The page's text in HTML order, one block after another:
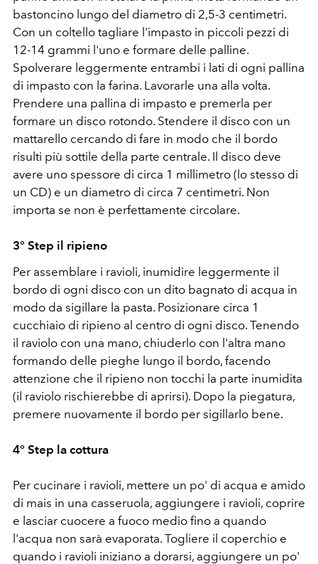
bastoncino lungo del diametro di 2,5-3 centimetri.
Con un coltello tagliare l'impasto in piccoli pezzi di
12-14 grammi l'uno e formare delle palline.
Spolverare leggermente entrambi i lati di ogni pallina
di impasto con la farina. Lavorarle una alla volta.
Prendere una pallina di impasto e premerla per
formare un disco rotondo. Stendere il disco con un
mattarello cercando di fare in modo che il bordo
risulti più sottile della parte centrale. Il disco deve
avere uno spessore di circa 1 millimetro (lo stesso di
un CD) e un diametro di circa 7 centimetri. Non
importa se non è perfettamente circolare.
3° Step il ripieno
Per assemblare i ravioli, inumidire leggermente il
bordo di ogni disco con un dito bagnato di acqua in
modo da sigillare la pasta. Posizionare circa 1
cucchiaio di ripieno al centro di ogni disco. Tenendo
il raviolo con una mano, chiuderlo con l'altra mano
formando delle pieghe lungo il bordo, facendo
attenzione che il ripieno non tocchi la parte inumidita
(il raviolo rischierebbe di aprirsi). Dopo la piegatura,
premere nuovamente il bordo per sigillarlo bene.
4° Step la cottura
Per cucinare i ravioli, mettere un po' di acqua e amido
di mais in una casseruola, aggiungere i ravioli, coprire
e lasciar cuocere a fuoco medio fino a quando
l'acqua non sarà evaporata. Togliere il coperchio e
quando i ravioli iniziano a dorarsi, aggiungere un po'